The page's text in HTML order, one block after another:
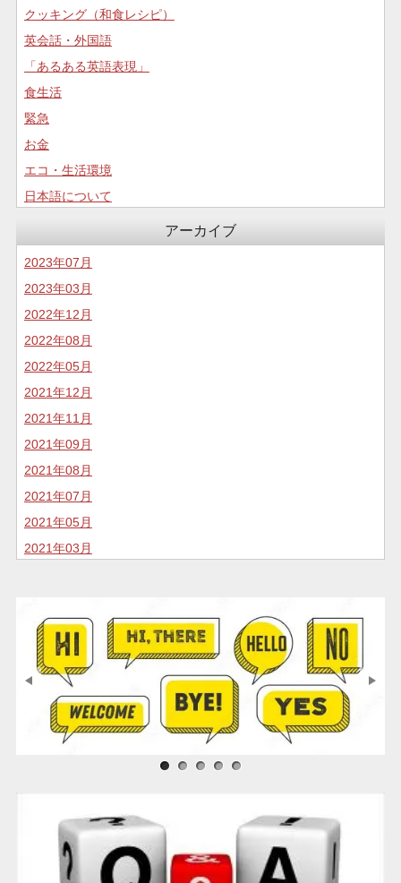
クッキング（和食レシピ）
英会話・外国語
「あるある英語表現」
食生活
緊急
お金
エコ・生活環境
日本語について
食生活
アーカイブ
2023年07月
2023年03月
2022年12月
2022年08月
2022年05月
2021年12月
2021年11月
2021年09月
2021年08月
2021年07月
2021年05月
2021年03月
2020年07月
2020年05月
2020年04月
2020年02月
2020年01月
2018年04月
2018年01月
サンプル画像1
サンプル画像2
サンプル画像3